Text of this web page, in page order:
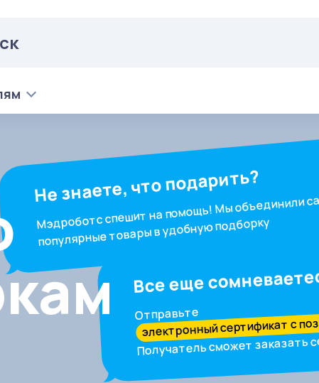
Не знаете, что подарить?
Мэдроботс спешит на помощь! Мы объединили
популярные товары в удобную подборку
Все еще
Отправьте
электронный сертификат с
Получатель сможет заказать